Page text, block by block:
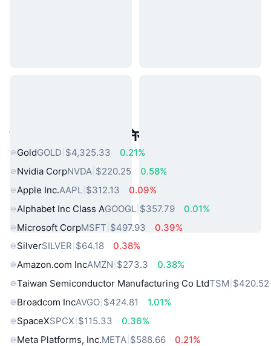
लोकप्रिय वास्तविक दुनिया की संपत्तियां
GoldGOLD $4,325.33
0.21%
Nvidia CorpNVDA $220.25
0.58%
Apple Inc.AAPL $312.13
0.09%
Alphabet Inc Class AGOOGL $357.79
0.01%
Microsoft CorpMSFT $497.93
0.39%
SilverSILVER $64.18
0.38%
Amazon.com IncAMZN $273.3
0.38%
Taiwan Semiconductor Manufacturing Co LtdTSM $420.52
Broadcom IncAVGO $424.81
1.01%
SpaceXSPCX $115.33
0.36%
Meta Platforms, Inc.META $588.66
0.21%